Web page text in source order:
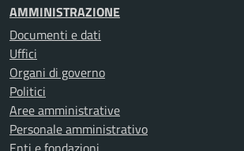
AMMINISTRAZIONE
Documenti e dati
Uffici
Organi di governo
Politici
Aree amministrative
Personale amministrativo